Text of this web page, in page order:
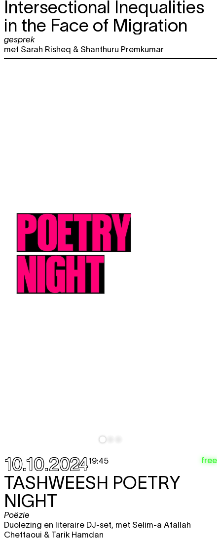
Intersectional Inequalities
in the Face of Migration
gesprek
met Sarah Risheq & Shanthuru Premkumar
10.10.202419:45 free
TASHWEESH POETRY
NIGHT
Poëzie
Duolezing en literaire DJ-set, met Selim-a Atallah
Chettaoui & Tarik Hamdan